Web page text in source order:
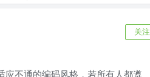
关注
不通的编码风格，若所有人都遵